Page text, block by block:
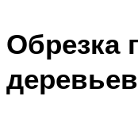
Обрезка
деревьев